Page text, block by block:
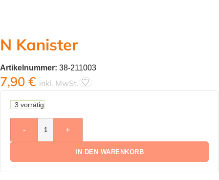
N Kanister
Artikelnummer: 38-211003
7,90 € inkl. MwSt.
3 vorrätig
- +
IN DEN WARENKORB